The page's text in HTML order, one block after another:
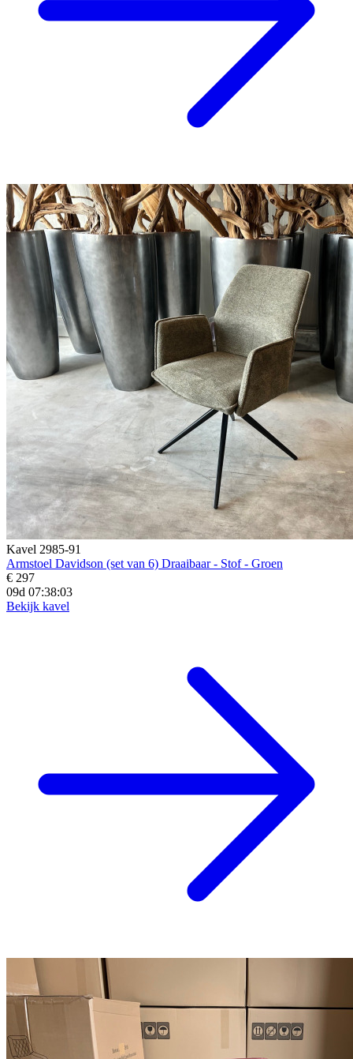
Kavel 2985-91
Armstoel Davidson (set van 6) Draaibaar - Stof - Groen
€ 297
09d 07:38:01
Bekijk kavel